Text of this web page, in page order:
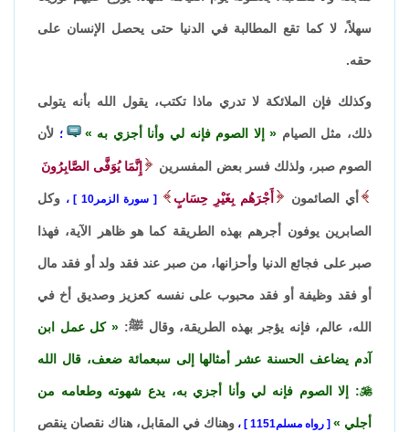
سهلاً، لا كما تقع المطالبة في الدنيا حتى يحصل الإنسان على
حقه.
وكذلك فإن الملائكة لا تدري ماذا تكتب، يقول الله بأنه يتولى
ذلك، مثل الصيام إلا الصوم فإنه لي وأنا أجزي به ؛ لأن
الصوم صبر، ولذلك فسر بعض المفسرين إِنَّمَا يُوَفَّى الصَّابِرُونَ
أي الصائمون أَجْرَهُم بِغَيْرِ حِسَابٍ سورة الزمر10 ، وكل
الصابرين يوفون أجرهم بهذه الطريقة كما هو ظاهر الآية، فهذا
صبر على فجائع الدنيا وأحزانها، من صبر عند فقد ولد أو فقد مال
أو فقد وظيفة أو فقد محبوب على نفسه كعزيز وصديق أخ في
الله، عالم، فإنه يؤجر بهذه الطريقة، وقال ﷺ: كل عمل ابن
آدم يضاعف الحسنة عشر أمثالها إلى سبعمائة ضعف، قال الله
: إلا الصوم فإنه لي وأنا أجزي به، يدع شهوته وطعامه من
أجلي رواه مسلم1151 ، وهناك في المقابل، هناك نقصان ينقص